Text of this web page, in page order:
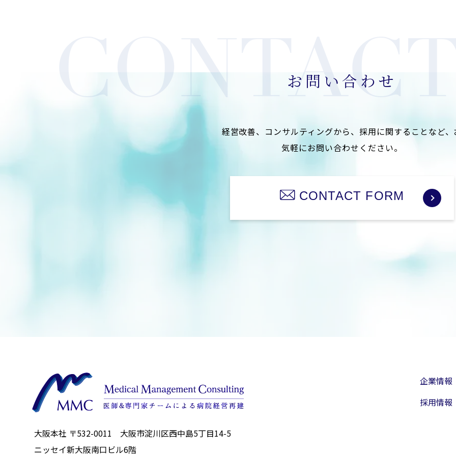
お問い合わせ
経営改善、コンサルティングから、 採用に関することなど、
気軽にお問い合わせください。
CONTACT FORM
大阪本社 〒532-0011 大阪市淀川区西中島5丁目14-5
ニッセイ新大阪南口ビル6階
企業情報
採用情報